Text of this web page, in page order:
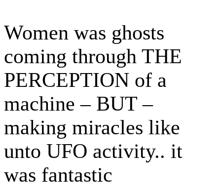
Women was ghosts
coming through THE
PERCEPTION of a
machine – BUT –
making miracles like
unto UFO activity.. it
was fantastic